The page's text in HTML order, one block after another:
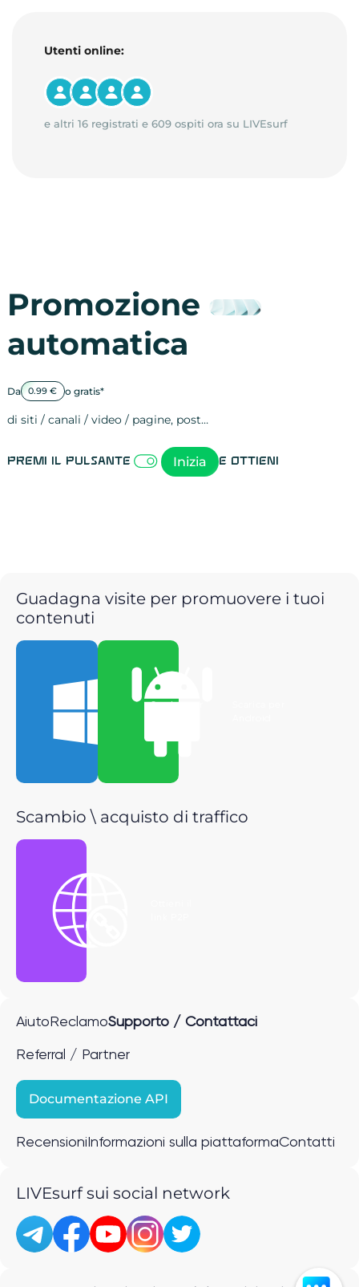
Utenti online:
e altri 16 registrati e 609 ospiti ora su LIVEsurf
Promozione
automatica
Da 0.99 € o gratis*
di siti / canali / video / pagine, post…
Premi il pulsante Inizia e ottieni
Guadagna visite per promuovere i tuoi
contenuti
Scarica per
Scambio \ acquisto di traffico
Aiuto ReclamoSupporto / Contattaci
Referral / Partner
Documentazione API
Recensioni Informazioni sulla piattaformaContatti
LIVEsurf sui social network